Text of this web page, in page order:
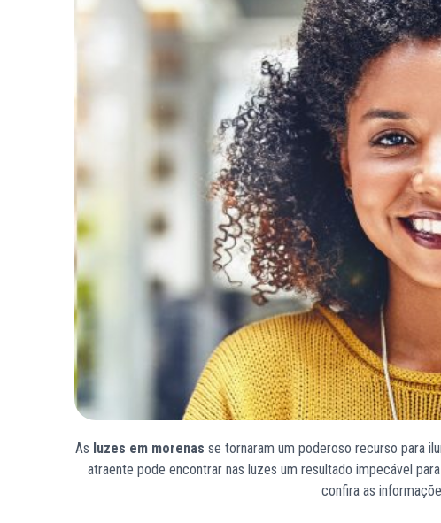
As luzes em morenas se tornaram um poderoso recurso para
atraente pode encontrar nas luzes um resultado impecável
confira as